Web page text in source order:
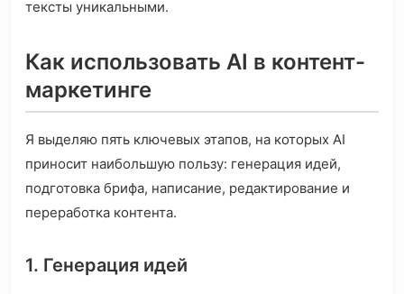
тексты уникальными.
Как использовать AI в контент-
маркетинге
Я выделяю пять ключевых этапов, на которых AI
приносит наибольшую пользу: генерация идей,
подготовка брифа, написание, редактирование и
переработка контента.
1. Генерация идей